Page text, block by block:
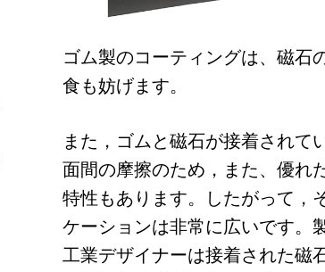
ゴム製のコーティングは、磁石
食も妨げます。
また，ゴムと磁石が接着されて
面間の摩擦のため，また、優れ
特性もあります。したがって，
ケーションは非常に広いです。
工業デザイナーは接着された磁